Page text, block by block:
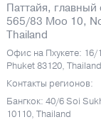
Паттайя,
565/83 Moo 10,
Thailand
Офис на Пхукете: 16/
Phuket 83120, Thailand
Контакты регионов:
Бангкок: 40/6 Soi
10110, Thailand